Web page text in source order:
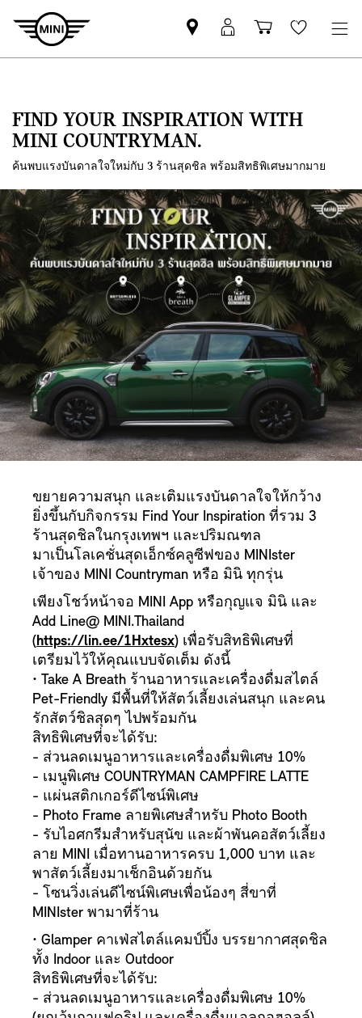
Mini
dealer
MyMini
login
Shopping
cart
Wishlist
FIND YOUR INSPIRATION WITH
MINI COUNTRYMAN.
ค้นพบแรงบันดาลใจใหม่กับ 3 ร้านสุดชิล พร้อมสิทธิพิเศษมากมาย
ขยายความสนุก และเติมแรงบันดาลใจให้กว้าง
ยิ่งขึ้นกับกิจกรรม Find Your Inspiration ที่รวม 3
ร้านสุดชิลในกรุงเทพฯ และปริมณฑล
มาเป็นโลเคชั่นสุดเอ็กซ์คลูซีฟของ MINIster
เจ้าของ MINI Countryman หรือ มินิ ทุกรุ่น
เพียงโชว์หน้าจอ MINI App หรือกุญแจ มินิ และ
Add Line@ MINI.Thailand
(https://lin.ee/1Hxtesx) เพื่อรับสิทธิพิเศษที่
เตรียมไว้ให้คุณแบบจัดเต็ม ดังนี้
• Take A Breath ร้านอาหารและเครื่องดื่มสไตล์
Pet-Friendly มีพื้นที่ให้สัตว์เลี้ยงเล่นสนุก และคน
รักสัตว์ชิลสุดๆ ไปพร้อมกัน
สิทธิพิเศษที่จะได้รับ:
- ส่วนลดเมนูอาหารและเครื่องดื่มพิเศษ 10%
- เมนูพิเศษ COUNTRYMAN CAMPFIRE LATTE
- แผ่นสติกเกอร์ดีไซน์พิเศษ
- Photo Frame ลายพิเศษสำหรับ Photo Booth
- รับไอศกรีมสำหรับสุนัข และผ้าพันคอสัตว์เลี้ยง
ลาย MINI เมื่อทานอาหารครบ 1,000 บาท และ
พาสัตว์เลี้ยงมาเช็กอินด้วยกัน
- โซนวิ่งเล่นดีไซน์พิเศษเพื่อน้องๆ สี่ขาที่
MINIster พามาที่ร้าน
• Glamper คาเฟ่สไตล์แคมป์ปิ้ง บรรยากาศสุดชิล
ทั้ง Indoor และ Outdoor
สิทธิพิเศษที่จะได้รับ:
- ส่วนลดเมนูอาหารและเครื่องดื่มพิเศษ 10%